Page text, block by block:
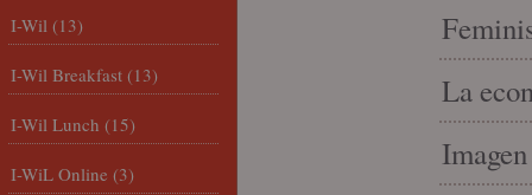
La
I-Wil (13)
I-Wil Breakfast (13)
I-Wil Lunch (15)
I-WiL Online (3)